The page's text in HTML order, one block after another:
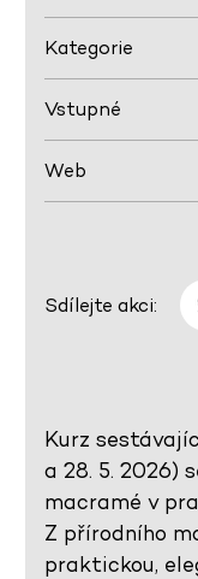
Kategorie
Vstupné
Web
Sdílejte akci:
Kurz
a 28. 5. 2026)
macramé v
Z přírodního
praktickou,